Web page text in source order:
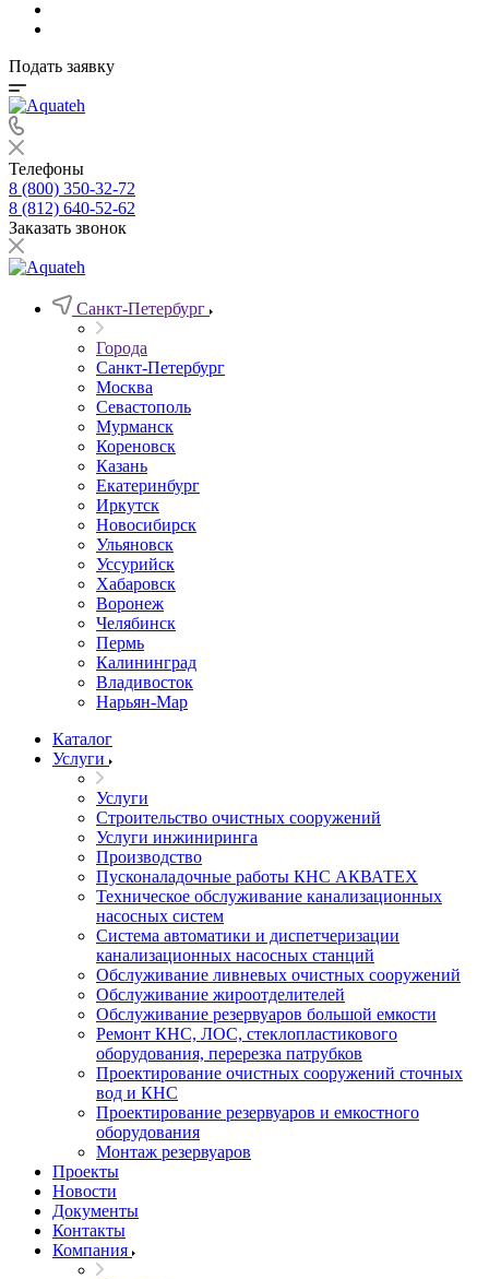
Подать заявку
Телефоны
8 (800) 350-32-72
8 (812) 640-52-62
Заказать звонок
Санкт-Петербург
Города
Санкт-Петербург
Москва
Севастополь
Мурманск
Кореновск
Казань
Екатеринбург
Иркутск
Новосибирск
Ульяновск
Уссурийск
Хабаровск
Воронеж
Челябинск
Пермь
Калининград
Владивосток
Нарьян-Мар
Каталог
Услуги
Услуги
Строительство очистных сооружений
Услуги инжиниринга
Производство
Пусконаладочные работы КНС АКВАТЕХ
Техническое обслуживание канализационных
насосных систем
Система автоматики и диспетчеризации
канализационных насосных станций
Обслуживание ливневых очистных сооружений
Обслуживание жироотделителей
Обслуживание резервуаров большой емкости
Ремонт КНС, ЛОС, стеклопластикового
оборудования, перерезка патрубков
Проектирование очистных сооружений сточных
вод и КНС
Проектирование резервуаров и емкостного
оборудования
Монтаж резервуаров
Проекты
Новости
Документы
Контакты
Компания